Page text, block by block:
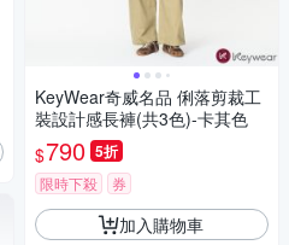
KeyWear奇威名品 俐落剪裁工
裝設計感長褲(共3色)-卡其色
$790 5折
限時下殺 券
加入購物車